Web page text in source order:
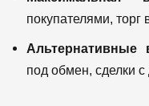
покупателями, торг
Альтернативные
под обмен, сделки